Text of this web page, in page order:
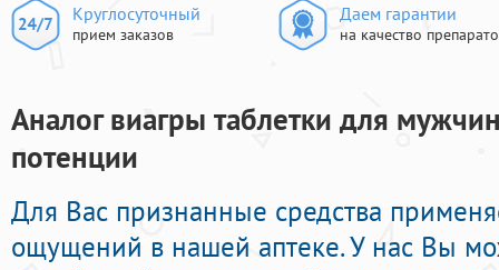
Круглосуточный
прием заказов
Даем гарантии
на качество
Аналог виагры таблетки для
потенции
Для Вас признанные средства
ощущений в нашей аптеке. У нас Вы